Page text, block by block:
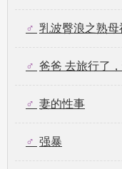
乳波臀浪之熟母
爸爸 去旅行了
妻的性事
强暴